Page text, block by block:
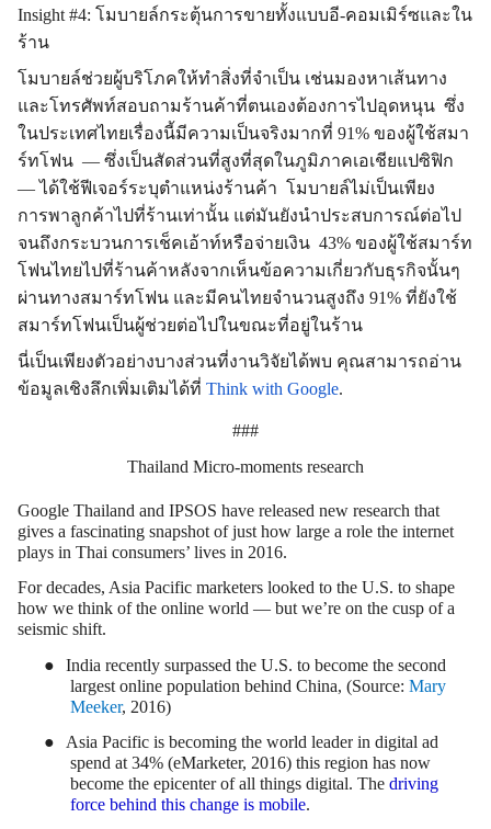
Insight #4: โมบายล์กระตุ้นการขายทั้งแบบอี-คอมเมิร์ซและใน
ร้าน
โมบายล์ช่วยผู้บริโภคให้ทำสิ่งที่จำเป็น เช่นมองหาเส้นทาง
และโทรศัพท์สอบถามร้านค้าที่ตนเองต้องการไปอุดหนุน ซึ่ง
ในประเทศไทยเรื่องนี้มีความเป็นจริงมากที่ 91% ของผู้ใช้สมา
ร์ทโฟน — ซึ่งเป็นสัดส่วนที่สูงที่สุดในภูมิภาคเอเชียแปซิฟิก
—ได้ใช้ฟีเจอร์ระบุตำแหน่งร้านค้า โมบายล์ไม่เป็นเพียง
การพาลูกค้าไปที่ร้านเท่านั้น แต่มันยังนำประสบการณ์ต่อไป
จนถึงกระบวนการเช็คเอ้าท์หรือจ่ายเงิน 43% ของผู้ใช้สมาร์ท
โฟนไทยไปที่ร้านค้าหลังจากเห็นข้อความเกี่ยวกับธุรกิจนั้นๆ
ผ่านทางสมาร์ทโฟน และมีคนไทยจำนวนสูงถึง 91% ที่ยังใช้
สมาร์ทโฟนเป็นผู้ช่วยต่อไปในขณะที่อยู่ในร้าน
นี่เป็นเพียงตัวอย่างบางส่วนที่งานวิจัยได้พบ คุณสามารถอ่าน
ข้อมูลเชิงลึกเพิ่มเติมได้ที่ Think with Google.
###
Thailand Micro-moments research
Google Thailand and IPSOS have released new research that
gives a fascinating snapshot of just how large a role the internet
plays in Thai consumers’ lives in 2016.
For decades, Asia Pacific marketers looked to the U.S. to shape
how we think of the online world — but we’re on the cusp of a
seismic shift.
●
India recently surpassed the U.S. to become the second
largest online population behind China, (Source: Mary
Meeker, 2016)
●
Asia Pacific is becoming the world leader in digital ad
spend at 34% (eMarketer, 2016) this region has now
become the epicenter of all things digital. The driving
force behind this change is mobile.